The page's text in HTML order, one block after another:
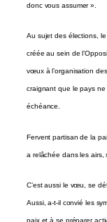
donc vous assumer ».
Au sujet des élections, le
créée au sein de
vœux à l’organisation
craignant que le pays
échéance.
Fervent partisan de la
a relâchée dans les airs,
C’est aussi le vœu, se
Aussi, a-t-il convié les
paix et à se préparer